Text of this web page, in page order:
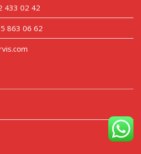
433 02 42
863 06 62